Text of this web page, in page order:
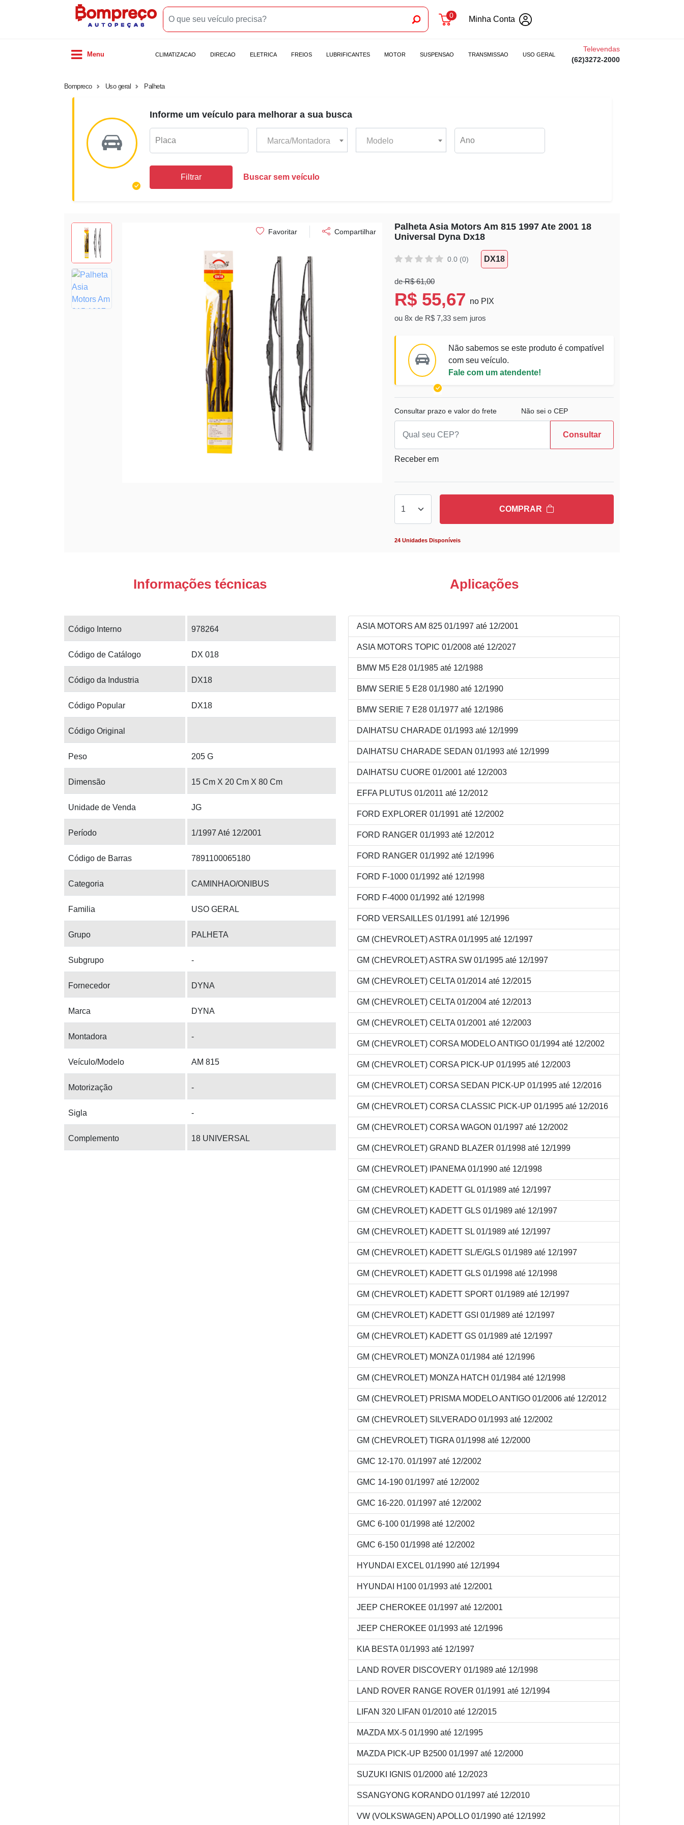
0 Minha Conta
Menu CLIMATIZACAO DIRECAO ELETRICA FREIOS LUBRIFICANTES MOTOR SUSPENSAO TRANSMISSAO USO GERAL
Televendas
(62)3272-2000
Bompreco Uso geral Palheta
Informe um veículo para melhorar a sua busca
Marca/Montadora Modelo
Filtrar Buscar sem veículo
Favoritar Compartilhar
Palheta Asia Motors Am 815 1997 Ate 2001 18
Universal Dyna Dx18
0.0 (0) DX18
deR$ 61,00
R$ 55,67 no PIX
ou 8x de R$ 7,33 sem juros
Não sabemos se este produto é compatível
com seu veículo.
Fale com um atendente!
Consultar prazo e valor do frete Não sei o CEP
Consultar
Receber em
COMPRAR
24 Unidades Disponíveis
Informações técnicas
Código Interno 978264
Código de Catálogo DX 018
Código da Industria DX18
Código Popular DX18
Código Original
Peso 205 G
Dimensão 15 Cm X 20 Cm X 80 Cm
Unidade de Venda JG
Período 1/1997 Até 12/2001
Código de Barras 7891100065180
Categoria CAMINHAO/ONIBUS
Familia USO GERAL
Grupo PALHETA
Subgrupo -
Fornecedor DYNA
Marca DYNA
Montadora -
Veículo/Modelo AM 815
Motorização -
Sigla -
Complemento 18 UNIVERSAL
Aplicações
ASIA MOTORS AM 825 01/1997 até 12/2001
ASIA MOTORS TOPIC 01/2008 até 12/2027
BMW M5 E28 01/1985 até 12/1988
BMW SERIE 5 E28 01/1980 até 12/1990
BMW SERIE 7 E28 01/1977 até 12/1986
DAIHATSU CHARADE 01/1993 até 12/1999
DAIHATSU CHARADE SEDAN 01/1993 até 12/1999
DAIHATSU CUORE 01/2001 até 12/2003
EFFA PLUTUS 01/2011 até 12/2012
FORD EXPLORER 01/1991 até 12/2002
FORD RANGER 01/1993 até 12/2012
FORD RANGER 01/1992 até 12/1996
FORD F-1000 01/1992 até 12/1998
FORD F-4000 01/1992 até 12/1998
FORD VERSAILLES 01/1991 até 12/1996
GM (CHEVROLET) ASTRA 01/1995 até 12/1997
GM (CHEVROLET) ASTRA SW 01/1995 até 12/1997
GM (CHEVROLET) CELTA 01/2014 até 12/2015
GM (CHEVROLET) CELTA 01/2004 até 12/2013
GM (CHEVROLET) CELTA 01/2001 até 12/2003
GM (CHEVROLET) CORSA MODELO ANTIGO 01/1994 até 12/2002
GM (CHEVROLET) CORSA PICK-UP 01/1995 até 12/2003
GM (CHEVROLET) CORSA SEDAN PICK-UP 01/1995 até 12/2016
GM (CHEVROLET) CORSA CLASSIC PICK-UP 01/1995 até 12/2016
GM (CHEVROLET) CORSA WAGON 01/1997 até 12/2002
GM (CHEVROLET) GRAND BLAZER 01/1998 até 12/1999
GM (CHEVROLET) IPANEMA 01/1990 até 12/1998
GM (CHEVROLET) KADETT GL 01/1989 até 12/1997
GM (CHEVROLET) KADETT GLS 01/1989 até 12/1997
GM (CHEVROLET) KADETT SL 01/1989 até 12/1997
GM (CHEVROLET) KADETT SL/E/GLS 01/1989 até 12/1997
GM (CHEVROLET) KADETT GLS 01/1998 até 12/1998
GM (CHEVROLET) KADETT SPORT 01/1989 até 12/1997
GM (CHEVROLET) KADETT GSI 01/1989 até 12/1997
GM (CHEVROLET) KADETT GS 01/1989 até 12/1997
GM (CHEVROLET) MONZA 01/1984 até 12/1996
GM (CHEVROLET) MONZA HATCH 01/1984 até 12/1998
GM (CHEVROLET) PRISMA MODELO ANTIGO 01/2006 até 12/2012
GM (CHEVROLET) SILVERADO 01/1993 até 12/2002
GM (CHEVROLET) TIGRA 01/1998 até 12/2000
GMC 12-170. 01/1997 até 12/2002
GMC 14-190 01/1997 até 12/2002
GMC 16-220. 01/1997 até 12/2002
GMC 6-100 01/1998 até 12/2002
GMC 6-150 01/1998 até 12/2002
HYUNDAI EXCEL 01/1990 até 12/1994
HYUNDAI H100 01/1993 até 12/2001
JEEP CHEROKEE 01/1997 até 12/2001
JEEP CHEROKEE 01/1993 até 12/1996
KIA BESTA 01/1993 até 12/1997
LAND ROVER DISCOVERY 01/1989 até 12/1998
LAND ROVER RANGE ROVER 01/1991 até 12/1994
LIFAN 320 LIFAN 01/2010 até 12/2015
MAZDA MX-5 01/1990 até 12/1995
MAZDA PICK-UP B2500 01/1997 até 12/2000
SUZUKI IGNIS 01/2000 até 12/2023
SSANGYONG KORANDO 01/1997 até 12/2010
VW (VOLKSWAGEN) APOLLO 01/1990 até 12/1992